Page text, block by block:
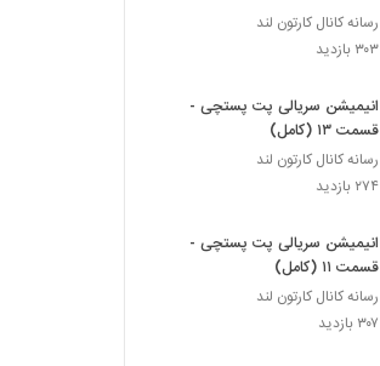
رسانه کانال کارتون لند
۳۰۳ بازدید
انیمیشن‌ سریالی پت پستچی -
قسمت ۱۳ (کامل)
رسانه کانال کارتون لند
۲۷۴ بازدید
انیمیشن‌ سریالی پت پستچی -
قسمت ۱۱ (کامل)
رسانه کانال کارتون لند
۳۰۷ بازدید